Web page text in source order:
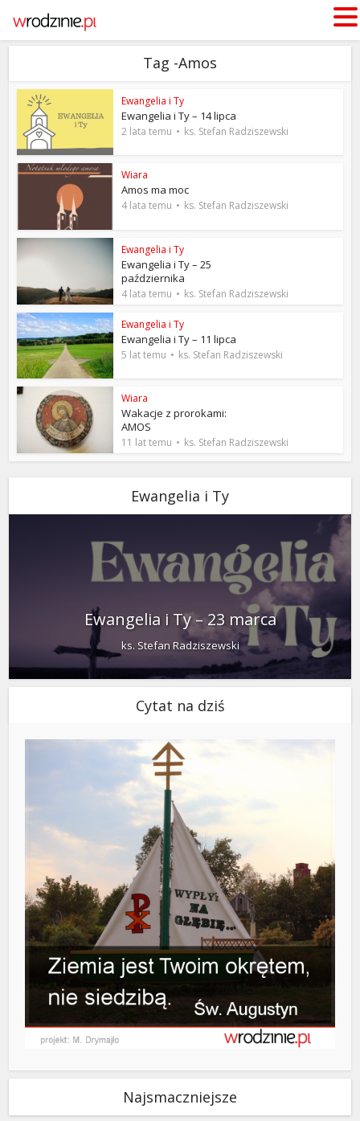
Tag -Amos
Ewangelia i Ty
Ewangelia i Ty – 14 lipca
2 lata temu ks. Stefan Radziszewski
Wiara
Amos ma moc
4 lata temu ks. Stefan Radziszewski
Ewangelia i Ty
Ewangelia i Ty – 25
października
4 lata temu ks. Stefan Radziszewski
Ewangelia i Ty
Ewangelia i Ty – 11 lipca
5 lat temu ks. Stefan Radziszewski
Wiara
Wakacje z prorokami:
AMOS
11 lat temu ks. Stefan Radziszewski
Ewangelia i Ty
Ewangelia i Ty – 23 marca
ks. Stefan Radziszewski
Cytat na dziś
Najsmaczniejsze